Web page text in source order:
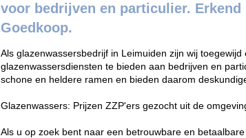
voor bedrijven en particulier.
Goedkoop.
Als glazenwassersbedrijf in Leimuiden zijn wij
glazenwassersdiensten te bieden aan bedrijven en
schone en heldere ramen en bieden daarom
Glazenwassers: Prijzen ZZP'ers gezocht uit de
Als u op zoek bent naar een betrouwbare en